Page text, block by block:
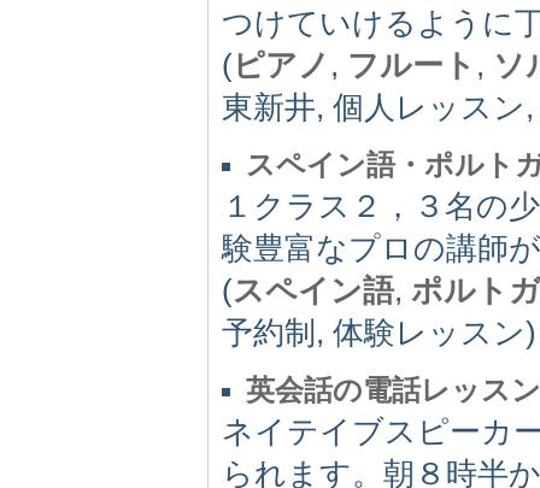
つけていけるように
(ピアノ , フルート , ソ
東新井, 個人レッスン
スペイン語・ポルト
１クラス２，３名の
験豊富なプロの講師
(スペイン語, ポルト
予約制, 体験レッスン)
英会話の電話レッス
ネイテイブスピーカ
られます。朝８時半